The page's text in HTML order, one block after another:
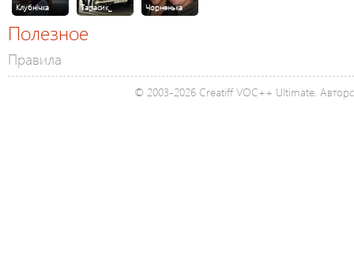
Клубнічка Тарасик_ Чорненька
Полезное
Правила
© 2003-2026 Creatiff VOC++ Ultimate.